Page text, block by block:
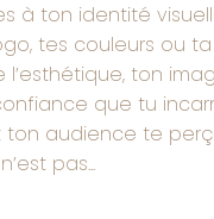
à ton identité
tes couleurs ou
l’esthétique, ton
que tu
audience te
pas...